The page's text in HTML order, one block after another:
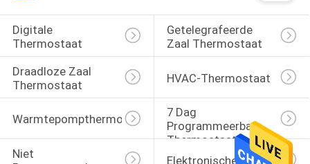
Digitale
Thermostaat
Getelegrafeerde
Zaal Thermostaat
Draadloze Zaal
Thermostaat
HVAC-Thermostaat
Warmtepompthermostaat
7 Dag
Programmeerbare
Thermostaat
Niet
Elektronische Zaal